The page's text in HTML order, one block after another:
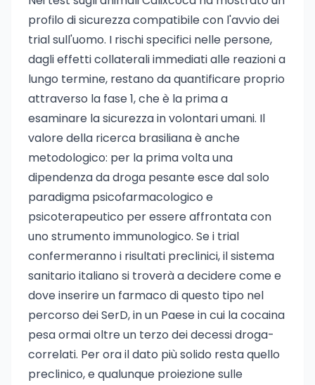
profilo di sicurezza compatibile con l'avvio dei
trial sull'uomo. I rischi specifici nelle persone,
dagli effetti collaterali immediati alle reazioni a
lungo termine, restano da quantificare proprio
attraverso la fase 1, che è la prima a
esaminare la sicurezza in volontari umani. Il
valore della ricerca brasiliana è anche
metodologico: per la prima volta una
dipendenza da droga pesante esce dal solo
paradigma psicofarmacologico e
psicoterapeutico per essere affrontata con
uno strumento immunologico. Se i trial
confermeranno i risultati preclinici, il sistema
sanitario italiano si troverà a decidere come e
dove inserire un farmaco di questo tipo nel
percorso dei SerD, in un Paese in cui la cocaina
pesa ormai oltre un terzo dei decessi droga-
correlati. Per ora il dato più solido resta quello
preclinico, e qualunque proiezione sulle